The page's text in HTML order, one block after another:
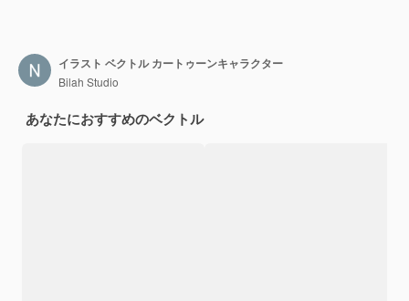
イラスト ベクトル カートゥーンキャラクター
Bilah Studio
あなたにおすすめのベクトル